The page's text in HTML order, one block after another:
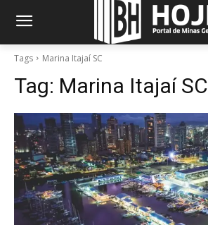
Tags Marina Itajaí SC
Tag: Marina Itajaí SC